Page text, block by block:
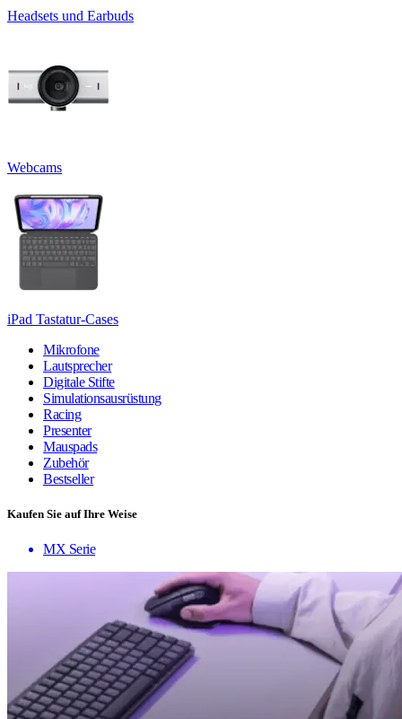
Headsets und Earbuds
Webcams
iPad Tastatur-Cases
Mikrofone
Lautsprecher
Digitale Stifte
Simulationsausrüstung
Racing
Presenter
Mauspads
Zubehör
Bestseller
Kaufen Sie auf Ihre Weise
MX Serie